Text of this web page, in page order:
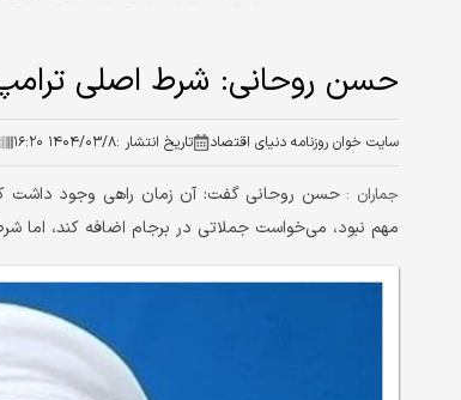
حسن روحانی: شرط اصلی
سایت خوان روزنامه دنیای اقتصاد تاریخ انتشار :۱۴۰۴/۰۳/۸ ۱۶:۲۰
جماران :حسن روحانی گفت: آن زمان راهی وجود داشت
مهم نبود، می‌خواست جملاتی در برجام اضافه کند، اما